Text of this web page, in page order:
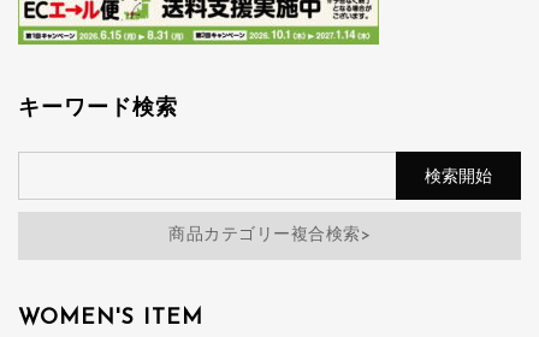
キーワード検索
商品カテゴリー複合検索>
WOMEN'S ITEM